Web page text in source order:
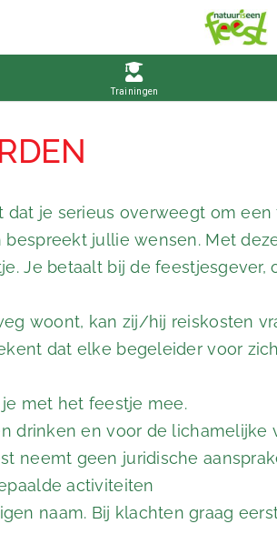
je serieus overweegt om
jullie wensen. Met
Je betaalt bij de
woont, kan zij/hij reiskosten
dat elke begeleider voor
met het feestje mee.
drinken en voor de lichamelijke
neemt geen juridische
activiteiten
naam. Bij klachten graag